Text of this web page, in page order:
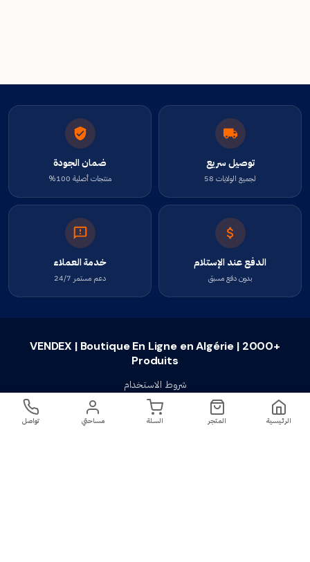
توصيل سريع
لجميع الولايات 58
ضمان الجودة
منتجات أصلية 100%
الدفع عند الإستلام
بدون دفع مسبق
خدمة العملاء
دعم مستمر 24/7
VENDEX | Boutique En Ligne en Algérie | 2000+
Produits
شروط الاستخدام
سياسة الخصوصية
سياسة الإستبدال والإسترجاع
الرئيسية المتجر السلة مساحتي تواصل